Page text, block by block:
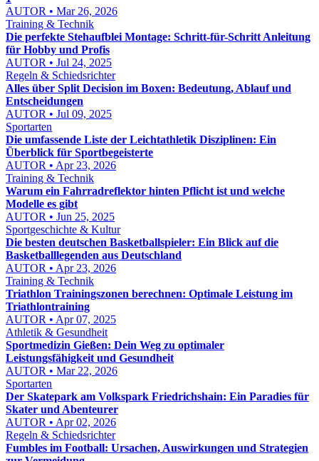
AUTOR • Mar 26, 2026
Training & Technik
Die perfekte Stehaufblei Montage: Schritt-für-Schritt Anleitung
für Hobby und Profis
AUTOR • Jul 24, 2025
Regeln & Schiedsrichter
Alles über Split Decision im Boxen: Bedeutung, Ablauf und
Entscheidungen
AUTOR • Jul 09, 2025
Sportarten
Die umfassende Liste der Leichtathletik Disziplinen: Ein
Überblick für Sportbegeisterte
AUTOR • Apr 23, 2026
Training & Technik
Warum ein Fahrradreflektor hinten Pflicht ist und welche
Modelle es gibt
AUTOR • Jun 25, 2025
Sportgeschichte & Kultur
Die besten deutschen Basketballspieler: Ein Blick auf die
Basketballlegenden aus Deutschland
AUTOR • Apr 23, 2026
Training & Technik
Triathlon Trainingszonen berechnen: Optimale Leistung im
Triathlontraining
AUTOR • Apr 07, 2025
Athletik & Gesundheit
Sportmedizin Gießen: Dein Weg zu optimaler
Leistungsfähigkeit und Gesundheit
AUTOR • Mar 22, 2026
Sportarten
Der Skatepark am Volkspark Friedrichshain: Ein Paradies für
Skater und Abenteurer
AUTOR • Apr 02, 2026
Regeln & Schiedsrichter
Fumbles im Football: Ursachen, Auswirkungen und Strategien